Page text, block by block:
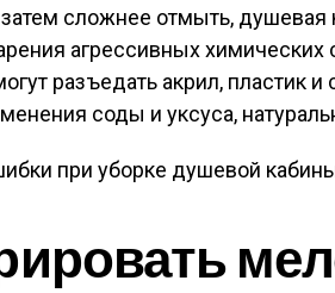
сложнее отмыть, душевая
агрессивных химических
разъедать акрил, пластик
соды и уксуса,